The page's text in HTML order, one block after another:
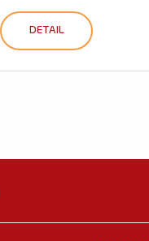
DETAIL